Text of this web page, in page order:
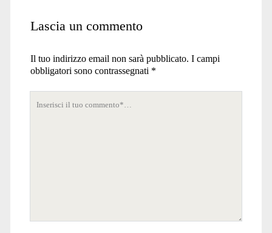
Lascia un commento
Il tuo indirizzo email non sarà pubblicato. I campi
obbligatori sono contrassegnati *
commento